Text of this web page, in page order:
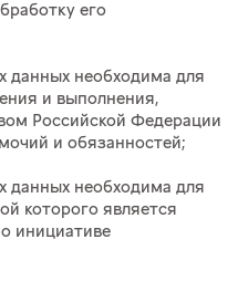
его
данных необходима для
и выполнения,
Российской Федерации
и обязанностей;
данных необходима для
которого является
инициативе